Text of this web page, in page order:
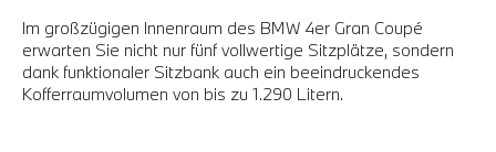
Im großzügigen Innenraum des BMW 4er Gran Coupé
erwarten Sie nicht nur fünf vollwertige Sitzplätze, sondern
dank funktionaler Sitzbank auch ein beeindruckendes
Kofferraumvolumen von bis zu 1.290 Litern.